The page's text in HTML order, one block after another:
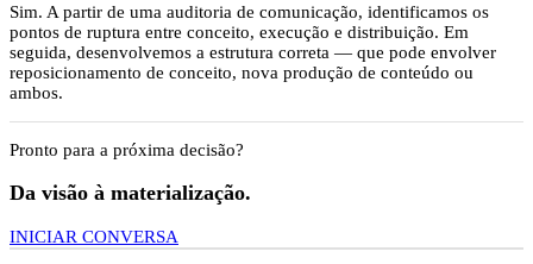
Sim. A partir de uma auditoria de comunicação, identificamos os
pontos de ruptura entre conceito, execução e distribuição. Em
seguida, desenvolvemos a estrutura correta — que pode envolver
reposicionamento de conceito, nova produção de conteúdo ou
ambos.
Pronto para a próxima decisão?
Da visão à materialização.
INICIAR CONVERSA